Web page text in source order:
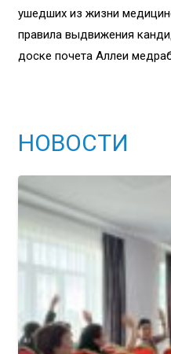
ушедших из жизни
правила выдвижения
доске почета Аллеи
НОВОСТИ